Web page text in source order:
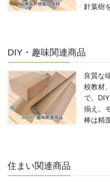
針葉樹
DIY・趣味関連商品
良質な
校教材
で。
揃え。
棒は精
住まい関連商品